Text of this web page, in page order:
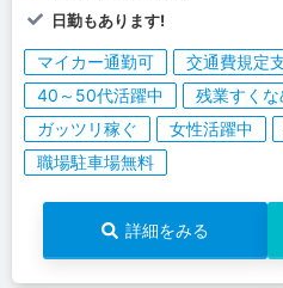
日勤もあります!
マイカー通勤可 交通費規定
40～50代活躍中
残業すくな
ガッツリ稼ぐ
女性活躍中
職場駐車場無料
詳細をみる